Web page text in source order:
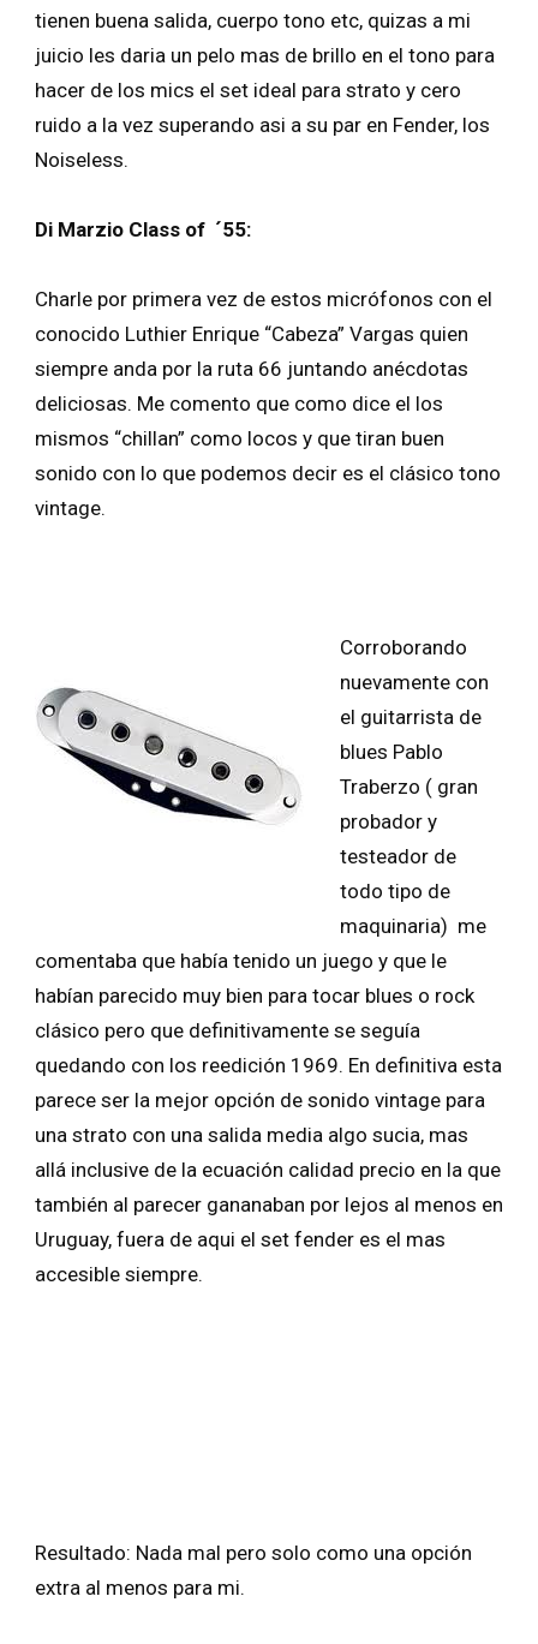
tienen buena salida, cuerpo tono etc, quizas a mi
juicio les daria un pelo mas de brillo en el tono para
hacer de los mics el set ideal para strato y cero
ruido a la vez superando asi a su par en Fender, los
Noiseless.
Di Marzio Class of ´55:
Charle por primera vez de estos micrófonos con el
conocido Luthier Enrique “Cabeza” Vargas quien
siempre anda por la ruta 66 juntando anécdotas
deliciosas. Me comento que como dice el los
mismos “chillan” como locos y que tiran buen
sonido con lo que podemos decir es el clásico tono
vintage.
Corroborando
nuevamente con
el guitarrista de
blues Pablo
Traberzo ( gran
probador y
testeador de
todo tipo de
maquinaria) me
comentaba que había tenido un juego y que le
habían parecido muy bien para tocar blues o rock
clásico pero que definitivamente se seguía
quedando con los reedición 1969. En definitiva esta
parece ser la mejor opción de sonido vintage para
una strato con una salida media algo sucia, mas
allá inclusive de la ecuación calidad precio en la que
también al parecer gananaban por lejos al menos en
Uruguay, fuera de aqui el set fender es el mas
accesible siempre.
Resultado: Nada mal pero solo como una opción
extra al menos para mi.